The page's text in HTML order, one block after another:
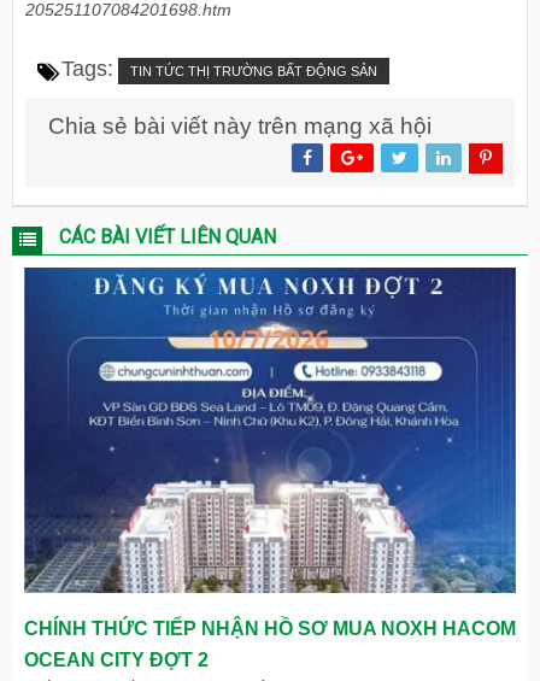
205251107084201698.htm
Tags: TIN TỨC THỊ TRƯỜNG BẤT ĐỘNG SẢN
Chia sẻ bài viết này trên mạng xã hội
CÁC BÀI VIẾT LIÊN QUAN
CHÍNH THỨC TIẾP NHẬN HỒ SƠ MUA NOXH HACOM
OCEAN CITY ĐỢT 2